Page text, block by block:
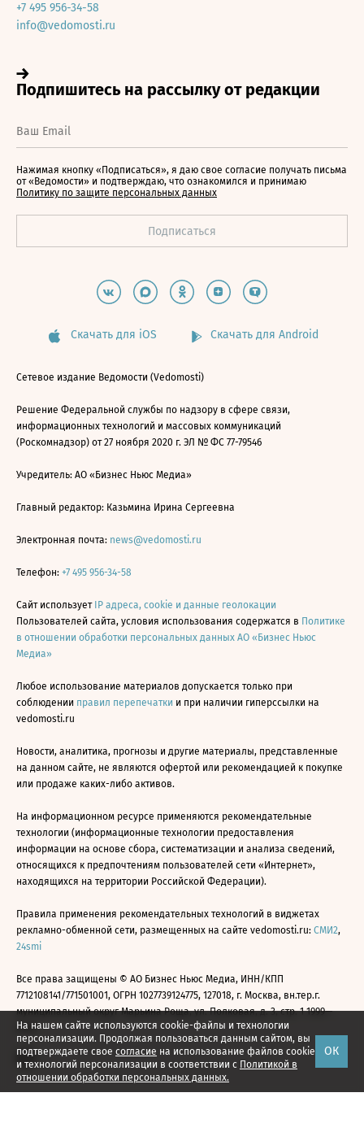
На нашем сайте используются cookie-файлы и технологии
персонализации. Продолжая пользоваться данным сайтом, вы
подтверждаете свое согласие на использование файлов cookie
и технологий персонализации в соответствии с Политикой в
отношении обработки персональных данных.
ОК
+7 495 956-34-58
info@vedomosti.ru
Нажимая кнопку «Подписаться», я даю свое согласие получать письма
от «Ведомости» и подтверждаю, что ознакомился и принимаю
Политику по защите персональных данных
Скачать для iOS Скачать для Android
Сетевое издание Ведомости (Vedomosti)
Решение Федеральной службы по надзору в сфере связи,
информационных технологий и массовых коммуникаций
(Роскомнадзор) от 27 ноября 2020 г. ЭЛ № ФС 77-79546
Учредитель: АО «Бизнес Ньюс Медиа»
Главный редактор: Казьмина Ирина Сергеевна
Электронная почта: news@vedomosti.ru
Телефон: +7 495 956-34-58
Сайт использует IP адреса, cookie и данные геолокации
Пользователей сайта, условия использования содержатся в Политике
в отношении обработки персональных данных АО «Бизнес Ньюс
Медиа»
Любое использование материалов допускается только при
соблюдении правил перепечатки и при наличии гиперссылки на
vedomosti.ru
Новости, аналитика, прогнозы и другие материалы, представленные
на данном сайте, не являются офертой или рекомендацией к покупке
или продаже каких-либо активов.
На информационном ресурсе применяются рекомендательные
технологии (информационные технологии предоставления
информации на основе сбора, систематизации и анализа сведений,
относящихся к предпочтениям пользователей сети «Интернет»,
находящихся на территории Российской Федерации).
Правила применения рекомендательных технологий в виджетах
рекламно-обменной сети, размещенных на сайте vedomosti.ru: СМИ2,
24smi
Все права защищены © АО Бизнес Ньюс Медиа, ИНН/КПП
7712108141/771501001, ОГРН 1027739124775, 127018, г. Москва, вн.тер.г.
муниципальный округ Марьина Роща, ул. Полковая, д. 3, стр. 1 1999—
2026